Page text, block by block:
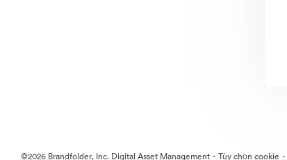
©2026 Brandfolder, Inc. Digital Asset Management · Tùy chọn cookie ·